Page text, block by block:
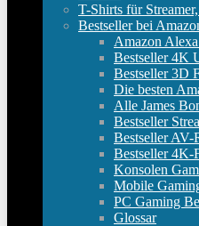
T-Shirts für
Bestseller bei
Amazon
Bestseller 4K
Bestseller 3D
Die besten
Alle James
Bestseller
Bestseller AV-
Bestseller 4K-
Konsolen
Mobile
PC Gaming
Glossar